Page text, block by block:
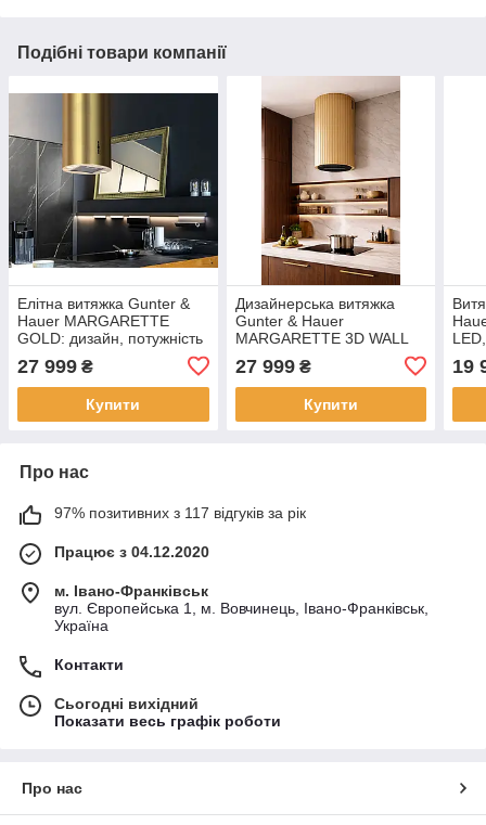
Подібні товари компанії
Елітна витяжка Gunter &
Hauer MARGARETTE
GOLD: дизайн, потужність
27 999 ₴
Купити
Дизайнерська витяжка
Gunter & Hauer
MARGARETTE 3D WALL
SD — краса і потужність
27 999₴
Купити
19
Про нас
97% позитивних з 117 відгуків за рік
Працює з 04.12.2020
м. Івано-Франківськ
вул. Європейська 1, м. Вовчинець, Івано-Франківськ,
Україна
Контакти
Сьогодні вихідний
Показати весь графік роботи
Про нас